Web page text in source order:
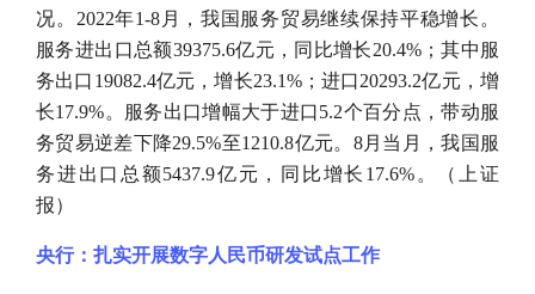
况。2022年1-8月，我国服务贸易继续保持平稳增长。
服务进出口总额39375.6亿元，同比增长20.4%；其中服
务出口19082.4亿元，增长23.1%；进口20293.2亿元，增
长17.9%。服务出口增幅大于进口5.2个百分点，带动服
务贸易逆差下降29.5%至1210.8亿元。8月当月，我国服
务进出口总额5437.9亿元，同比增长17.6%。（上证
报）
央行：扎实开展数字人民币研发试点工作